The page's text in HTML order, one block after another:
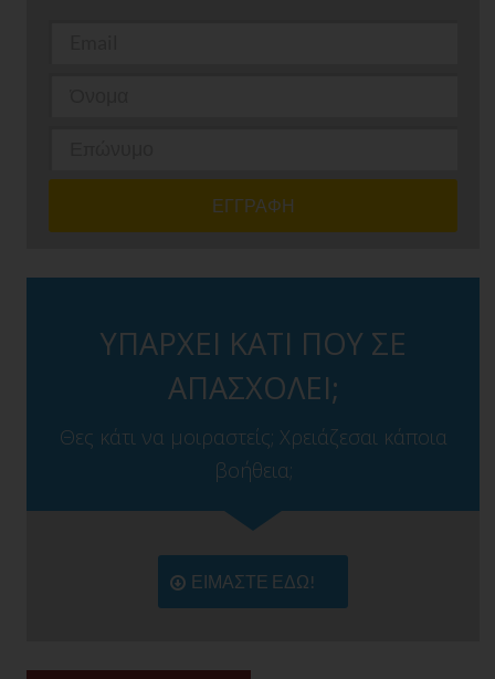
ΥΠΑΡΧΕΙ ΚΑΤΙ ΠΟΥ ΣΕ
ΑΠΑΣΧΟΛΕΙ;
Θες κάτι να μοιραστείς; Χρειάζεσαι κάποια
βοήθεια;
ΕΙΜΑΣΤΕ ΕΔΩ!